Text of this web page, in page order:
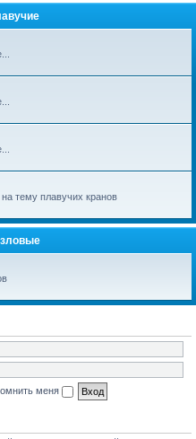
тему плавучих кранов
меня